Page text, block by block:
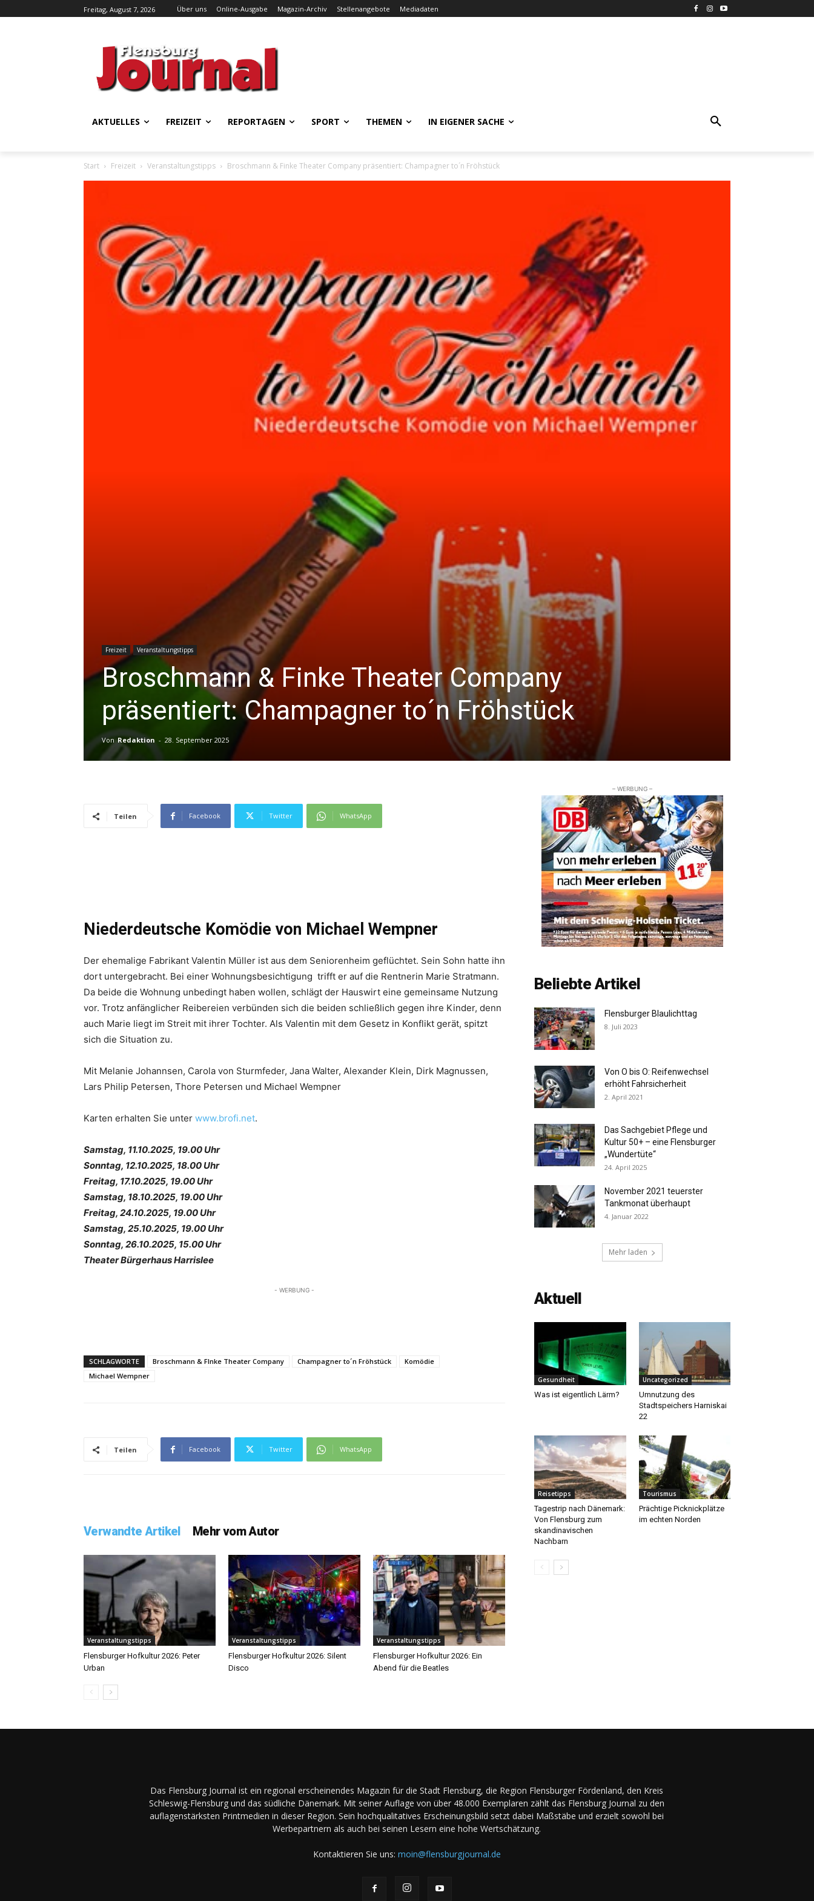
Freitag, August 7, 2026 Über uns Online-Ausgabe Magazin-Archiv Stellenangebote Mediadaten
AKTUELLES FREIZEIT REPORTAGEN SPORT THEMEN IN EIGENER SACHE
Start Freizeit Veranstaltungstipps Broschmann & Finke Theater Company präsentiert: Champagner to´n Fröhstück
Freizeit Veranstaltungstipps
Broschmann & Finke Theater Company
präsentiert: Champagner to´n Fröhstück
Von Redaktion - 28. September 2025
Teilen Facebook Twitter WhatsApp
Niederdeutsche Komödie von Michael Wempner
Der ehemalige Fabrikant Valentin Müller ist aus dem Seniorenheim geflüchtet. Sein Sohn hatte ihn
dort untergebracht. Bei einer Wohnungsbesichtigung trifft er auf die Rentnerin Marie Stratmann.
Da beide die Wohnung unbedingt haben wollen, schlägt der Hauswirt eine gemeinsame Nutzung
vor. Trotz anfänglicher Reibereien verbünden sich die beiden schließlich gegen ihre Kinder, denn
auch Marie liegt im Streit mit ihrer Tochter. Als Valentin mit dem Gesetz in Konflikt gerät, spitzt
sich die Situation zu.
Mit Melanie Johannsen, Carola von Sturmfeder, Jana Walter, Alexander Klein, Dirk Magnussen,
Lars Philip Petersen, Thore Petersen und Michael Wempner
Karten erhalten Sie unter www.brofi.net.
Samstag, 11.10.2025, 19.00 Uhr
Sonntag, 12.10.2025, 18.00 Uhr
Freitag, 17.10.2025, 19.00 Uhr
Samstag, 18.10.2025, 19.00 Uhr
Freitag, 24.10.2025, 19.00 Uhr
Samstag, 25.10.2025, 19.00 Uhr
Sonntag, 26.10.2025, 15.00 Uhr
Theater Bürgerhaus Harrislee
- WERBUNG -
SCHLAGWORTE Broschmann & FInke Theater Company Champagner to´n Fröhstück
Komödie
Michael Wempner
Teilen Facebook Twitter WhatsApp
Verwandte Artikel Mehr vom Autor
Veranstaltungstipps
Flensburger Hofkultur 2026: Peter
Urban
Veranstaltungstipps
Flensburger Hofkultur 2026: Silent
Disco
Veranstaltungstipps
Flensburger Hofkultur 2026: Ein
Abend für die Beatles
– WERBUNG –
Beliebte Artikel
Flensburger Blaulichttag
8. Juli 2023
Von O bis O: Reifenwechsel
erhöht Fahrsicherheit
2. April 2021
Das Sachgebiet Pflege und
Kultur 50+ – eine Flensburger
„Wundertüte“
24. April 2025
November 2021 teuerster
Tankmonat überhaupt
4. Januar 2022
Mehr laden
Aktuell
Gesundheit
Was ist eigentlich Lärm?
Uncategorized
Umnutzung des
Stadtspeichers Harniskai
22
Reisetipps
Tagestrip nach Dänemark:
Von Flensburg zum
skandinavischen
Nachbarn
Tourismus
Prächtige Picknickplätze
im echten Norden
Das Flensburg Journal ist ein regional erscheinendes Magazin für die Stadt Flensburg, die Region Flensburger Fördenland, den Kreis
Schleswig-Flensburg und das südliche Dänemark. Mit seiner Auflage von über 48.000 Exemplaren zählt das Flensburg Journal zu den
auflagenstärksten Printmedien in dieser Region. Sein hochqualitatives Erscheinungsbild setzt dabei Maßstäbe und erzielt sowohl bei
Werbepartnern als auch bei seinen Lesern eine hohe Wertschätzung.
Kontaktieren Sie uns: moin@flensburgjournal.de